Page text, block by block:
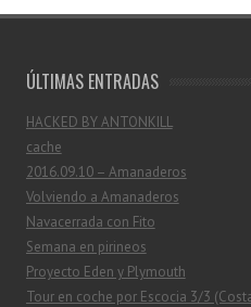
ÚLTIMAS ENTRADAS
HACKED BY ANTONKILL
cache
2016.09.10 – Amanaderos
Volviendo a Amanaderos
Navacerrada con Fito
Semana en pirineos
Proyecto Eden y Plymouth
Tour en coche por Escocia 3/3